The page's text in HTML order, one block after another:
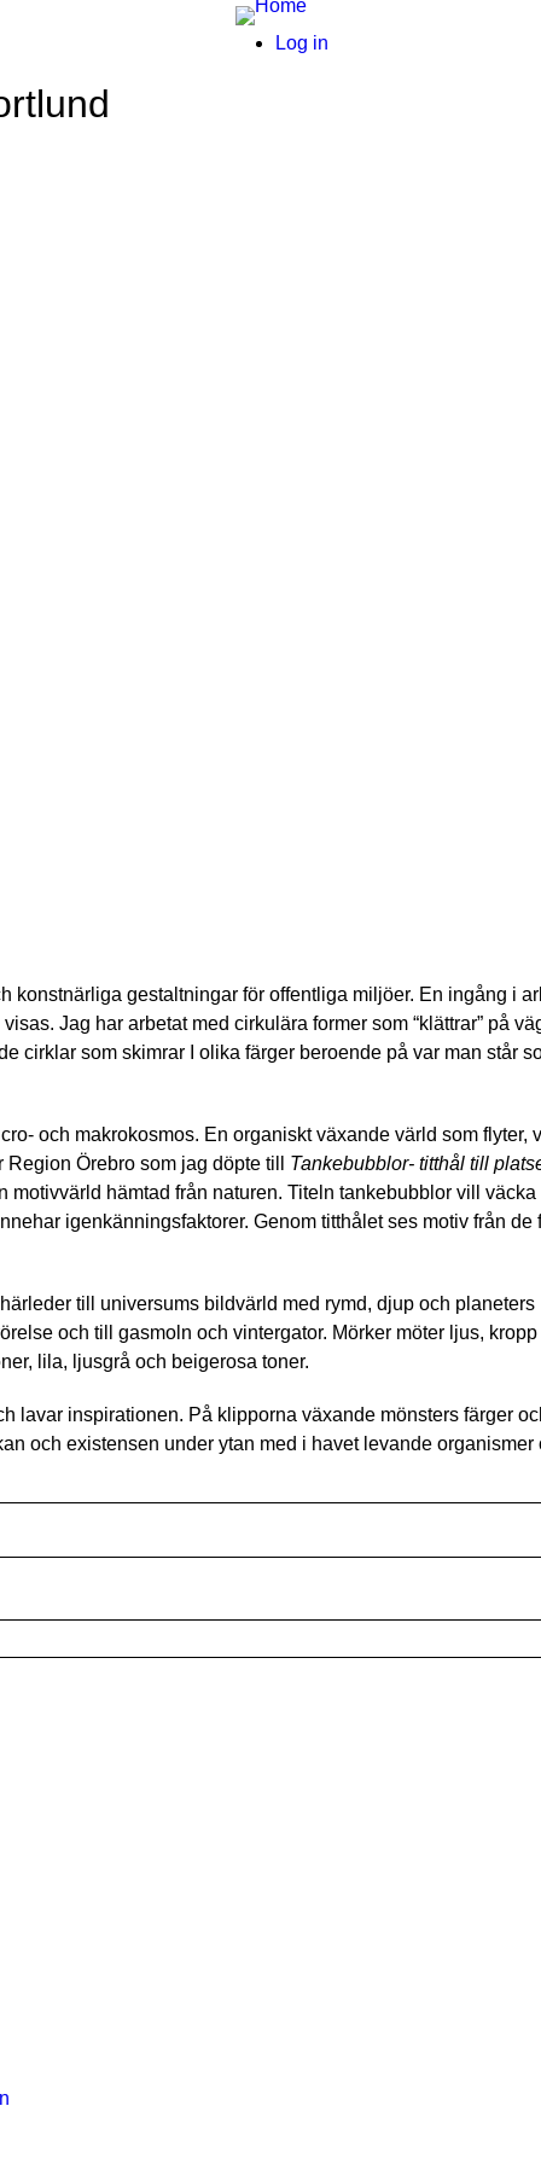
UserLog in
konstnärliga gestaltningar för offentliga miljöer. En ingång i
Jag har arbetat med cirkulära former som “klättrar” på
cirklar som skimrar I olika färger beroende på var man står
och makrokosmos. En organiskt växande värld som flyter,
Örebro som jag döpte till Tankebubblor- titthål till
motivvärld hämtad från naturen. Titeln tankebubblor vill
igenkänningsfaktorer. Genom titthålet ses motiv från
härleder till universums bildvärld med rymd, djup och
och till gasmoln och vintergator. Mörker möter ljus,
lila, ljusgrå och beigerosa toner.
lavar inspirationen. På klipporna växande mönsters färger
och existensen under ytan med i havet levande organismer